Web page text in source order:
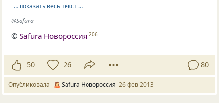
… показать весь текст …
@Safura
©Safura Новороссия 206
50 26 80
Опубликовала Safura Новороссия 26 фев 2013